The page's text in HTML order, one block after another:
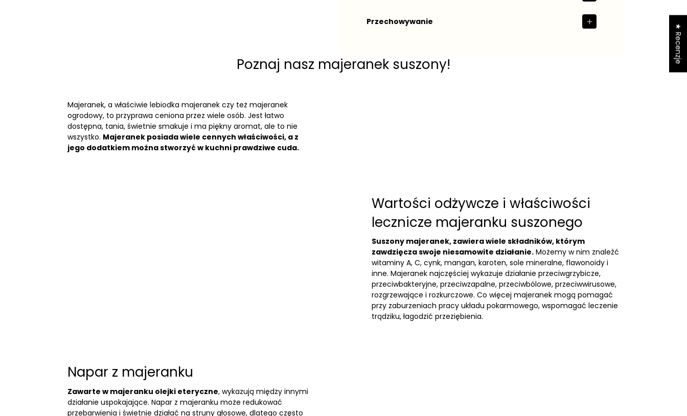
Przechowywanie
Poznaj nasz majeranek suszony!
Majeranek, a właściwie lebiodka majeranek czy też majeranek
ogrodowy, to przyprawa ceniona przez wiele osób. Jest łatwo
dostępna, tania, świetnie smakuje i ma piękny aromat, ale to nie
wszystko. Majeranek posiada wiele cennych właściwości, a z
jego dodatkiem można stworzyć w kuchni prawdziwe cuda.
Wartości odżywcze i właściwości
lecznicze majeranku suszonego
Suszony majeranek, zawiera wiele składników, którym
zawdzięcza swoje niesamowite działanie. Możemy w nim znaleźć
witaminy A, C, cynk, mangan, karoten, sole mineralne, flawonoidy i
inne. Majeranek najczęściej wykazuje działanie przeciwgrzybicze,
przeciwbakteryjne, przeciwzapalne, przeciwbólowe, przeciwwirusowe,
rozgrzewające i rozkurczowe. Co więcej majeranek mogą pomagać
przy zaburzeniach pracy układu pokarmowego, wspomagać leczenie
trądziku, łagodzić przeziębienia.
Napar z majeranku
Zawarte w majeranku olejki eteryczne, wykazują między innymi
działanie uspokajające. Napar z majeranku może redukować
przebarwienia i świetnie działać na struny głosowe, dlatego często
★ Recenzje